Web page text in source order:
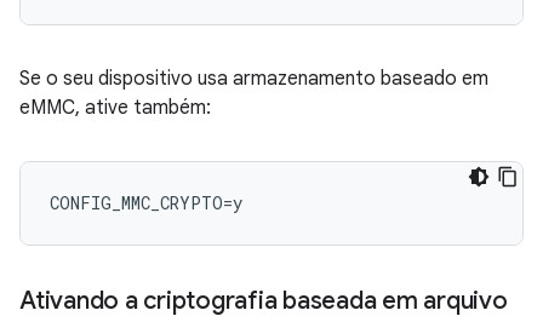
Se o seu dispositivo usa armazenamento baseado em
eMMC, ative também:
Ativando a criptografia baseada em arquivo